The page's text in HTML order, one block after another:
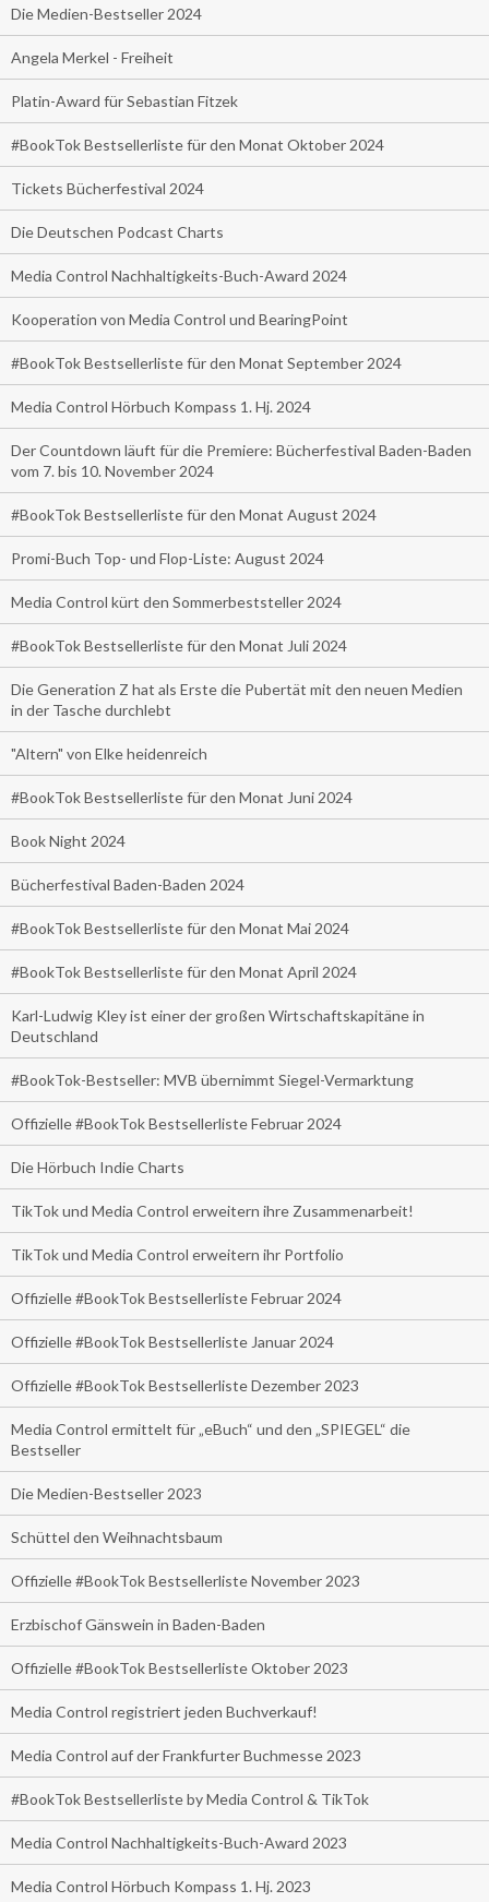
Die Medien-Bestseller 2024
Angela Merkel - Freiheit
Platin-Award für Sebastian Fitzek
#BookTok Bestsellerliste für den Monat Oktober 2024
Tickets Bücherfestival 2024
Die Deutschen Podcast Charts
Media Control Nachhaltigkeits-Buch-Award 2024
Kooperation von Media Control und BearingPoint
#BookTok Bestsellerliste für den Monat September 2024
Media Control Hörbuch Kompass 1. Hj. 2024
Der Countdown läuft für die Premiere: Bücherfestival Baden-Baden
vom 7. bis 10. November 2024
#BookTok Bestsellerliste für den Monat August 2024
Promi-Buch Top- und Flop-Liste: August 2024
Media Control kürt den Sommerbeststeller 2024
#BookTok Bestsellerliste für den Monat Juli 2024
Die Generation Z hat als Erste die Pubertät mit den neuen Medien
in der Tasche durchlebt
"Altern" von Elke heidenreich
#BookTok Bestsellerliste für den Monat Juni 2024
Book Night 2024
Bücherfestival Baden-Baden 2024
#BookTok Bestsellerliste für den Monat Mai 2024
#BookTok Bestsellerliste für den Monat April 2024
Karl-Ludwig Kley ist einer der großen Wirtschaftskapitäne in
Deutschland
#BookTok-Bestseller: MVB übernimmt Siegel-Vermarktung
Offizielle #BookTok Bestsellerliste Februar 2024
Die Hörbuch Indie Charts
TikTok und Media Control erweitern ihre Zusammenarbeit!
TikTok und Media Control erweitern ihr Portfolio
Offizielle #BookTok Bestsellerliste Februar 2024
Offizielle #BookTok Bestsellerliste Januar 2024
Offizielle #BookTok Bestsellerliste Dezember 2023
Media Control ermittelt für „eBuch“ und den „SPIEGEL“ die
Bestseller
Die Medien-Bestseller 2023
Schüttel den Weihnachtsbaum
Offizielle #BookTok Bestsellerliste November 2023
Erzbischof Gänswein in Baden-Baden
Offizielle #BookTok Bestsellerliste Oktober 2023
Media Control registriert jeden Buchverkauf!
Media Control auf der Frankfurter Buchmesse 2023
#BookTok Bestsellerliste by Media Control & TikTok
Media Control Nachhaltigkeits-Buch-Award 2023
Media Control Hörbuch Kompass 1. Hj. 2023